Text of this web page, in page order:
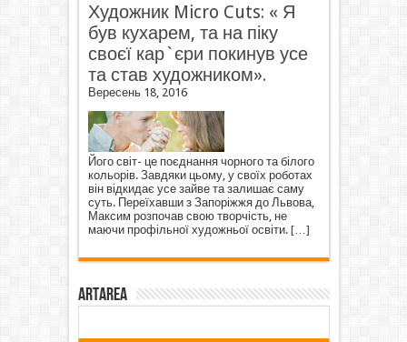
Художник Micro Cuts: « Я
був кухарем, та на піку
своєї кар`єри покинув усе
та став художником».
Вересень 18, 2016
Його світ- це поєднання чорного та білого
кольорів. Завдяки цьому, у своїх роботах
він відкидає усе зайве та залишає саму
суть. Переїхавши з Запоріжжя до Львова,
Максим розпочав свою творчість, не
маючи профільної художньої освіти. […]
ArtArea